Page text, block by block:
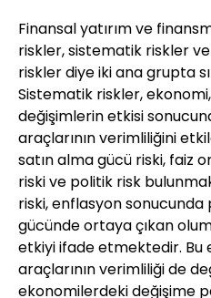
Finansal yatırım ve
riskler, sistematik riskler
riskler diye iki ana grupta
Sistematik riskler,
değişimlerin etkisi
araçlarının verimliliğini
satın alma gücü riski, faiz
riski ve politik risk
riski, enflasyon sonucunda
gücünde ortaya çıkan
etkiyi ifade etmektedir. Bu
araçlarının verimliliği de
ekonomilerdeki değişime